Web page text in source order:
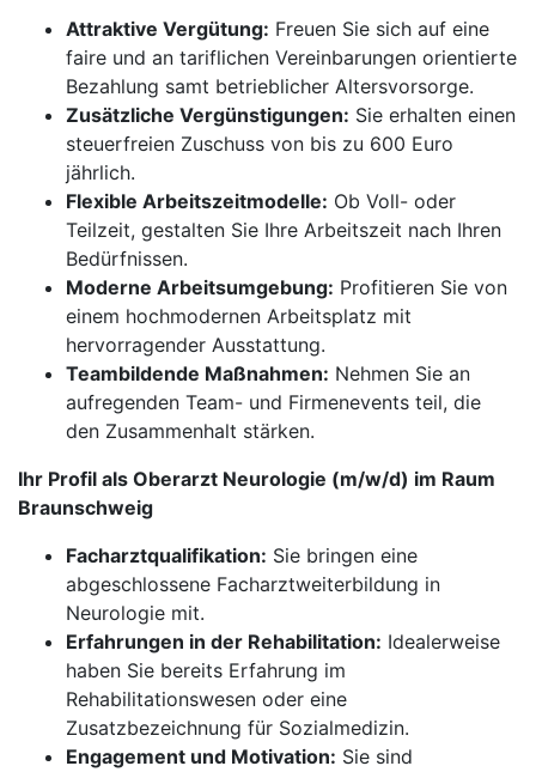
Attraktive Vergütung: Freuen Sie sich auf eine
faire und an tariflichen Vereinbarungen orientierte
Bezahlung samt betrieblicher Altersvorsorge.
Zusätzliche Vergünstigungen: Sie erhalten einen
steuerfreien Zuschuss von bis zu 600 Euro
jährlich.
Flexible Arbeitszeitmodelle: Ob Voll- oder
Teilzeit, gestalten Sie Ihre Arbeitszeit nach Ihren
Bedürfnissen.
Moderne Arbeitsumgebung: Profitieren Sie von
einem hochmodernen Arbeitsplatz mit
hervorragender Ausstattung.
Teambildende Maßnahmen: Nehmen Sie an
aufregenden Team- und Firmenevents teil, die
den Zusammenhalt stärken.
Ihr Profil als Oberarzt Neurologie (m/w/d) im Raum
Braunschweig
Facharztqualifikation: Sie bringen eine
abgeschlossene Facharztweiterbildung in
Neurologie mit.
Erfahrungen in der Rehabilitation: Idealerweise
haben Sie bereits Erfahrung im
Rehabilitationswesen oder eine
Zusatzbezeichnung für Sozialmedizin.
Engagement und Motivation: Sie sind